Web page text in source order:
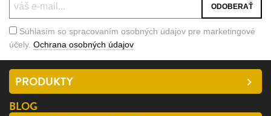
Súhlasím so spracovaním osobných údajov pre marketingové
účely. Ochrana osobných údajov
PRODUKTY
BLOG